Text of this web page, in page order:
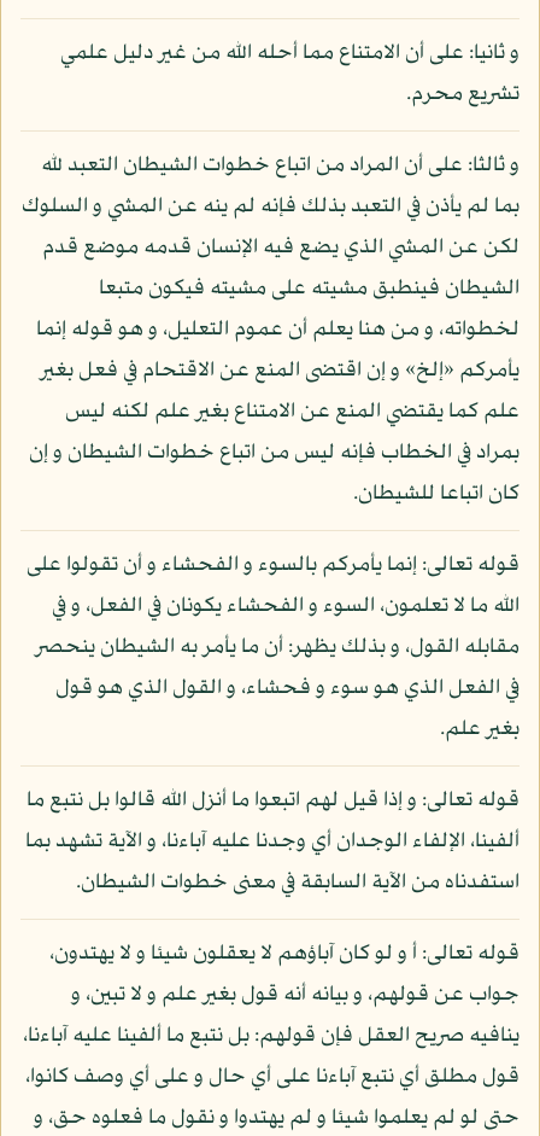
و ثانيا: على أن الامتناع مما أحله الله من غير دليل علمي
تشريع محرم.
و ثالثا: على أن المراد من اتباع خطوات الشيطان التعبد لله
بما لم يأذن في التعبد بذلك فإنه لم ينه عن المشي و السلوك
لكن عن المشي الذي يضع فيه الإنسان قدمه موضع قدم
الشيطان فينطبق مشيته على مشيته فيكون متبعا
لخطواته، و من هنا يعلم أن عموم التعليل، و هو قوله إنما
يأمركم «إلخ» و إن اقتضى المنع عن الاقتحام في فعل بغير
علم كما يقتضي المنع عن الامتناع بغير علم لكنه ليس
بمراد في الخطاب فإنه ليس من اتباع خطوات الشيطان و إن
كان اتباعا للشيطان.
قوله تعالى: إنما يأمركم بالسوء و الفحشاء و أن تقولوا على
الله ما لا تعلمون، السوء و الفحشاء يكونان في الفعل، و في
مقابله القول، و بذلك يظهر: أن ما يأمر به الشيطان ينحصر
في الفعل الذي هو سوء و فحشاء، و القول الذي هو قول
بغير علم.
قوله تعالى: و إذا قيل لهم اتبعوا ما أنزل الله قالوا بل نتبع ما
ألفينا، الإلفاء الوجدان أي وجدنا عليه آباءنا، و الآية تشهد بما
استفدناه من الآية السابقة في معنى خطوات الشيطان.
قوله تعالى: أ و لو كان آباؤهم لا يعقلون شيئا و لا يهتدون،
جواب عن قولهم، و بيانه أنه قول بغير علم و لا تبين، و
ينافيه صريح العقل فإن قولهم: بل نتبع ما ألفينا عليه آباءنا،
قول مطلق أي نتبع آباءنا على أي حال و على أي وصف كانوا،
حتى لو لم يعلموا شيئا و لم يهتدوا و نقول ما فعلوه حق، و